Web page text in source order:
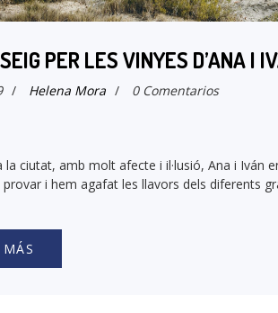
PER LES VINYES D’ANA I
/ Helena Mora / 0 Comentarios
la ciutat, amb molt afecte i il·lusió, Ana i Iván
i hem agafat les llavors dels diferents
MÁS